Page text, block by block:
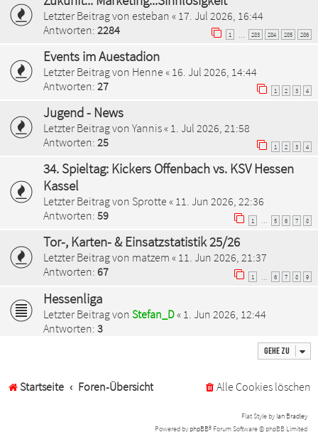
Letzter Beitrag von esteban « 17. Jul 2026, 16:44
Antworten: 2284 1 283 284 285 286
Events im Auestadion
Letzter Beitrag von Henne « 16. Jul 2026, 14:44
Antworten: 27 1 2 3 4
Jugend - News
Letzter Beitrag von Yannis« 1. Jul 2026, 21:58
Antworten: 25 1 2 3 4
34. Spieltag: Kickers Offenbach vs. KSV Hessen
Kassel
Letzter Beitrag von Sprotte « 11. Jun 2026, 22:36
Antworten: 59 1 … 5 6 7 8
Tor-, Karten- & Einsatzstatistik 25/26
Letzter Beitrag von matzem « 11. Jun 2026, 21:37
Antworten: 67 1 6 7 8 9
Hessenliga
Letzter Beitrag von Stefan_D« 1. Jun 2026, 12:44
Antworten: 3
Gehe zu
Startseite Foren-Übersicht Alle Cookies löschen
Flat Style by Ian Bradley
Powered by phpBB® Forum Software © phpBB Limited